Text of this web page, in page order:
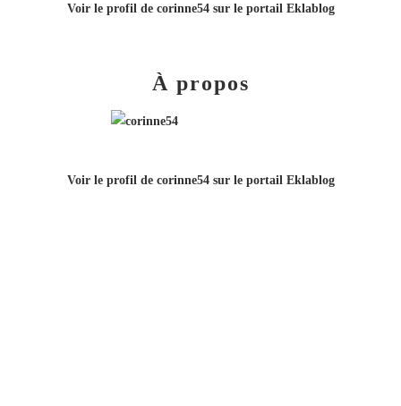
Voir le profil de corinne54sur le portail Eklablog
À propos
Voir le profil de corinne54sur le portail Eklablog